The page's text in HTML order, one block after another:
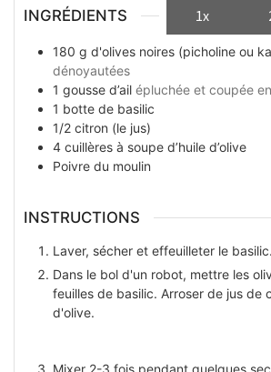
INGRÉDIENTS 1x
180 g d'olives noires (picholine ou
dénoyautées
1 gousse d’ail épluchée et coupée
1 botte de basilic
1/2 citron (le jus)
4 cuillères à soupe d’huile d’olive
Poivre du moulin
INSTRUCTIONS
Laver, sécher et effeuilleter le basilic.
Dans le bol d'un robot, mettre les
feuilles de basilic. Arroser de jus de
d'olive.
Mixer 2-3 fois pendant quelques